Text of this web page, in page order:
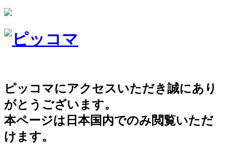
ピッコマにアクセスいただき誠にあり
がとうございます。
本ページは日本国内でのみ閲覧いただ
けます。